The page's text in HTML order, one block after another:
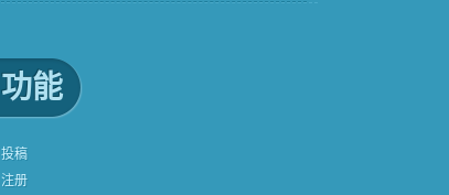
功能
投稿
注册